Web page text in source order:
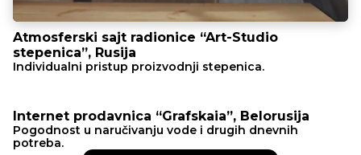
Atmosferski sajt radionice “Art-Studio
stepenica”, Rusija
Individualni pristup proizvodnji stepenica.
Internet prodavnica “Grafskaia”, Belorusija
Pogodnost u naručivanju vode i drugih dnevnih
potreba.